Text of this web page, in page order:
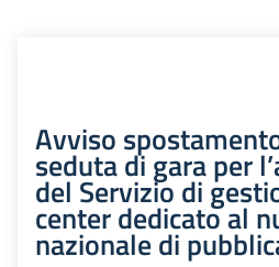
Avviso
seduta di gara per
del Servizio di
center dedicato al
nazionale di